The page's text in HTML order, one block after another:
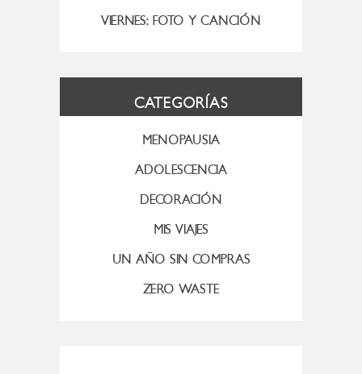
VIERNES: FOTO Y CANCIÓN
CATEGORÍAS
MENOPAUSIA
ADOLESCENCIA
DECORACIÓN
MIS VIAJES
UN AÑO SIN COMPRAS
ZERO WASTE